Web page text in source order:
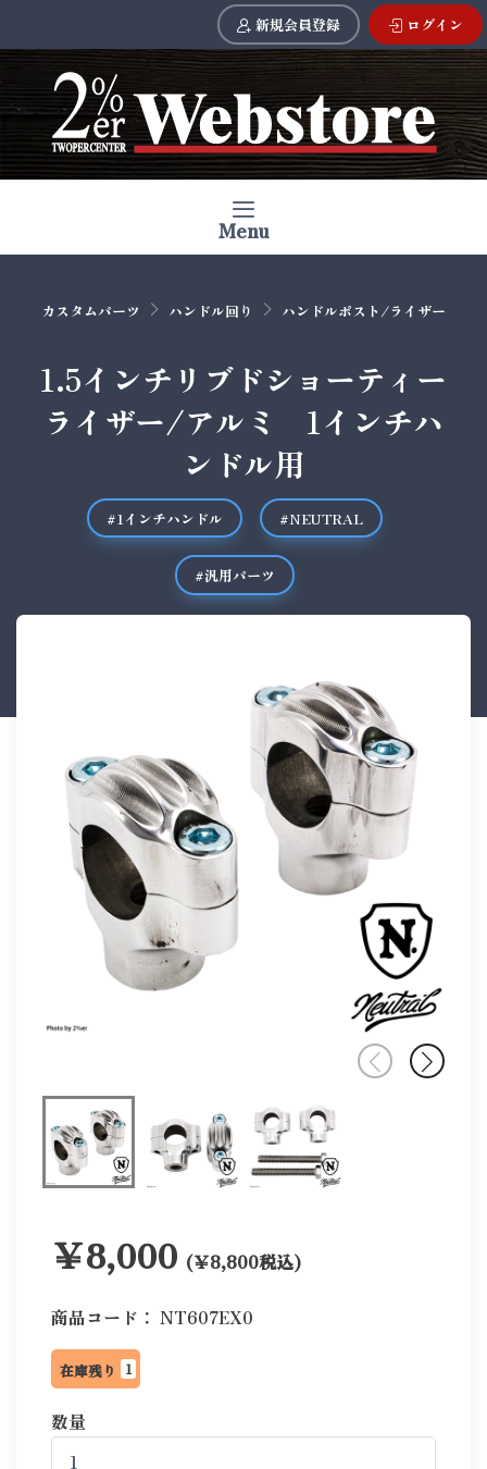
新規会員登録 ログイン
Menu
カスタムパーツ ハンドル回り ハンドルポスト/ライザー
1.5インチリブドショーティー
ライザー/アルミ 1インチハ
ンドル用
#1インチハンドル #NEUTRAL
#汎用パーツ
￥8,000 (￥8,800税込)
商品コード： NT607EX0
在庫残り 1
数量